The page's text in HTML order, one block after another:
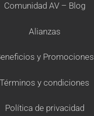
Comunidad AV – Blog
Alianzas
y Promociones
Términos y condiciones
Política de privacidad